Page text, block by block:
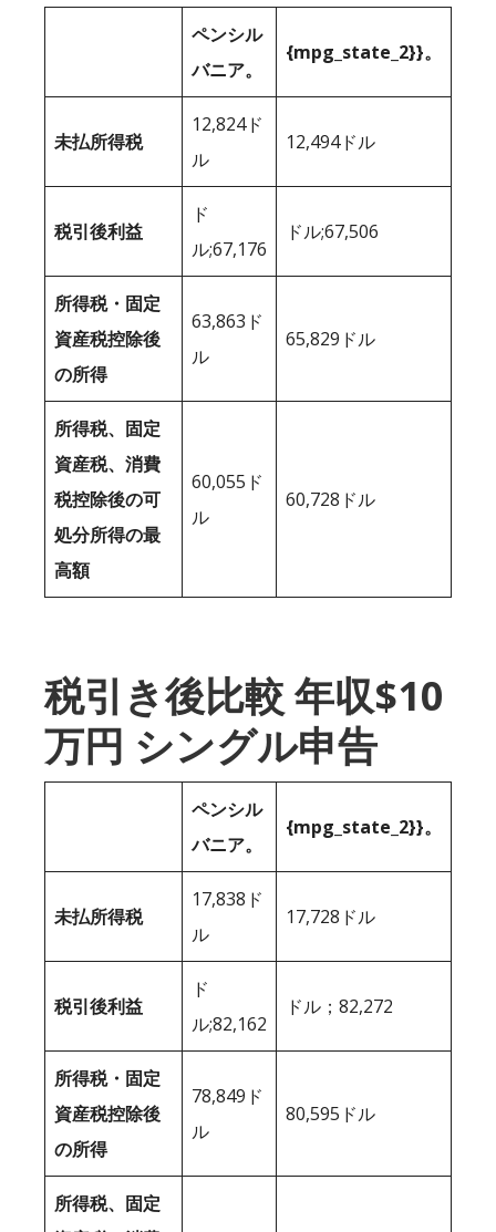
ペンシル
バニア。
{mpg_state_2}}。
未払所得税
12,824ド
ル
12,494ドル
税引後利益
ド
ル;67,176
ドル;67,506
所得税・固定
資産税控除後
の所得
63,863ド
ル
65,829ドル
所得税、固定
資産税、消費
税控除後の可
処分所得の最
高額
60,055ド
ル
60,728ドル
税引き後比較 年収$10
万円 シングル申告
ペンシル
バニア。
{mpg_state_2}}。
未払所得税
17,838ド
ル
17,728ドル
税引後利益
ド
ル;82,162
ドル；82,272
所得税・固定
資産税控除後
の所得
78,849ド
ル
80,595ドル
所得税、固定